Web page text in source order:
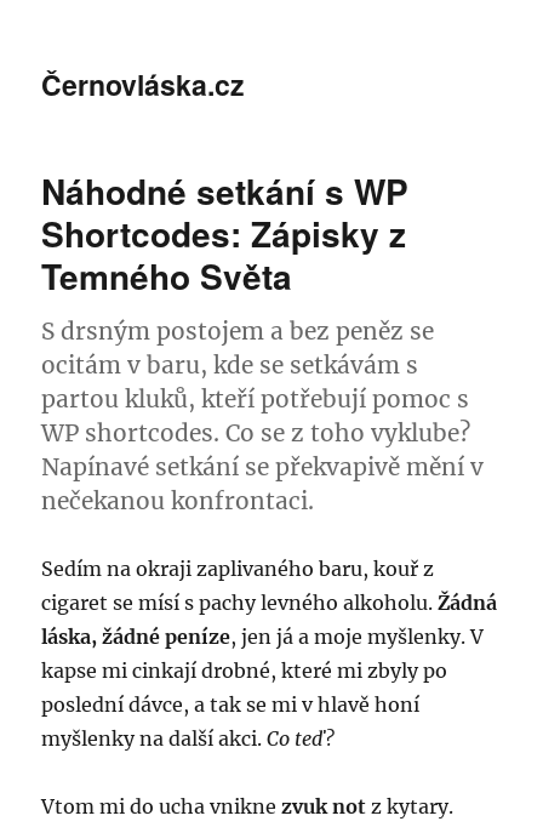
Černovláska.cz
Náhodné setkání s WP
Shortcodes: Zápisky z
Temného Světa
S drsným postojem a bez peněz se
ocitám v baru, kde se setkávám s
partou kluků, kteří potřebují pomoc s
WP shortcodes. Co se z toho vyklube?
Napínavé setkání se překvapivě mění v
nečekanou konfrontaci.
Sedím na okraji zaplivaného baru, kouř z
cigaret se mísí s pachy levného alkoholu.Žádná
láska, žádné peníze, jen já a moje myšlenky. V
kapse mi cinkají drobné, které mi zbyly po
poslední dávce, a tak se mi v hlavě honí
myšlenky na další akci.Co teď?
Vtom mi do ucha vniknezvuk not z kytary.